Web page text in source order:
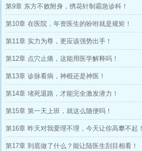
第9章 东方不败附身，绣花针制霸急诊科！
第10章 在医院，年资医生的吩咐就是规矩！
第11章 实力为尊，更应该强势出手！
第12章 点穴止痛，这能用医学解释吗！
第13章 诊脉看病，神棍还是神医！
第14章 堵死退路，才能完全激发潜力！
第15章 第一天上班，就这么随便吗！
第16章 昨天对我爱理不理，今天让你高攀不起！
第17章 到底做了什么？能让陆医生刮目相看！